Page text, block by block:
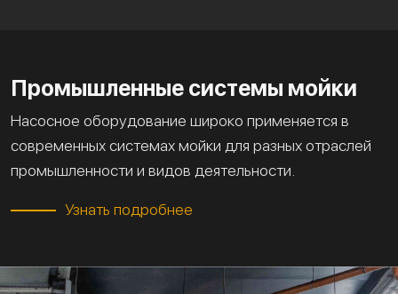
Промышленные системы мойки
Насосное оборудование широко применяется в
современных системах мойки для разных отраслей
промышленности и видов деятельности.
Узнать подробнее